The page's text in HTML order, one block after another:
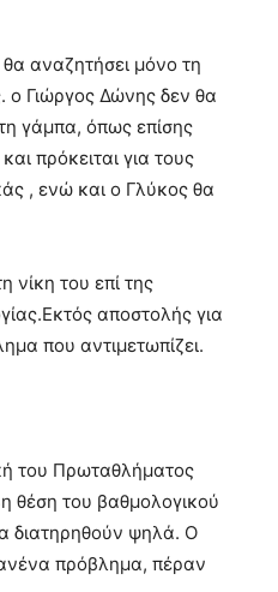
αναζητήσει μόνο τη
ο Γιώργος Δώνης δεν θα
γάμπα, όπως επίσης
πρόκειται για τους
, ενώ και ο Γλύκος θα
νίκη του επί της
αποστολής για
που αντιμετωπίζει.
του Πρωταθλήματος
θέση του βαθμολογικού
διατηρηθούν ψηλά. Ο
πρόβλημα, πέραν